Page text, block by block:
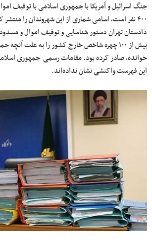
جنگ اسرائیل و آمریکا با جمهوری اسلامی با توقیف
۴۰۰ نفر است، اسامی شماری از این شهروندان را
دادستان تهران دستور شناسایی و توقیف اموال و
بیش از ۱۰۰ چهره شاخص خارج کشور را به علت
خوانده، صادر کرده بود. مقامات رسمی جمهوری
این فهرست واکنشی نشان نداده‌اند.